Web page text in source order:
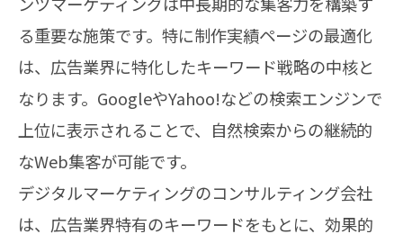
る重要な施策です。特に制作実績ページの最適化
は、広告業界に特化したキーワード戦略の中核と
なります。GoogleやYahoo!などの検索エンジンで
上位に表示されることで、自然検索からの継続的
なWeb集客が可能です。
デジタルマーケティングのコンサルティング会社
は、広告業界特有のキーワードをもとに、効果的